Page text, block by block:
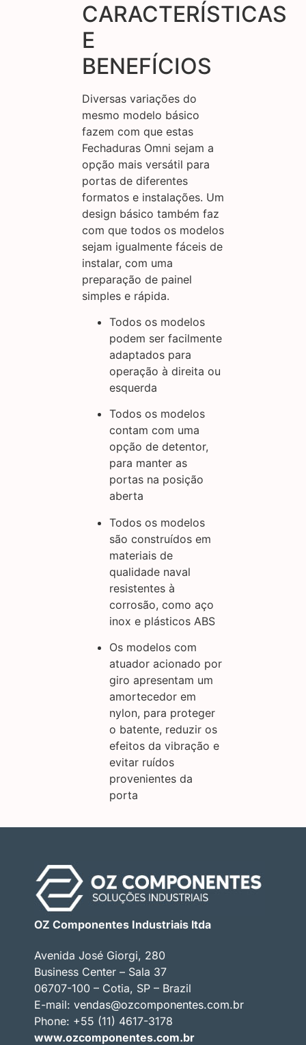
CARACTERÍSTICAS
E
BENEFÍCIOS
Diversas variações do
mesmo modelo básico
fazem com que estas
Fechaduras Omni sejam a
opção mais versátil para
portas de diferentes
formatos e instalações. Um
design básico também faz
com que todos os modelos
sejam igualmente fáceis de
instalar, com uma
preparação de painel
simples e rápida.
Todos os modelos
podem ser facilmente
adaptados para
operação à direita ou
esquerda
Todos os modelos
contam com uma
opção de detentor,
para manter as
portas na posição
aberta
Todos os modelos
são construídos em
materiais de
qualidade naval
resistentes à
corrosão, como aço
inox e plásticos ABS
Os modelos com
atuador acionado por
giro apresentam um
amortecedor em
nylon, para proteger
o batente, reduzir os
efeitos da vibração e
evitar ruídos
provenientes da
porta
OZ Componentes Industriais ltda
Avenida José Giorgi, 280
Business Center – Sala 37
06707-100 – Cotia, SP – Brazil
E-mail: vendas@ozcomponentes.com.br
Phone: +55 (11) 4617-3178
www.ozcomponentes.com.br